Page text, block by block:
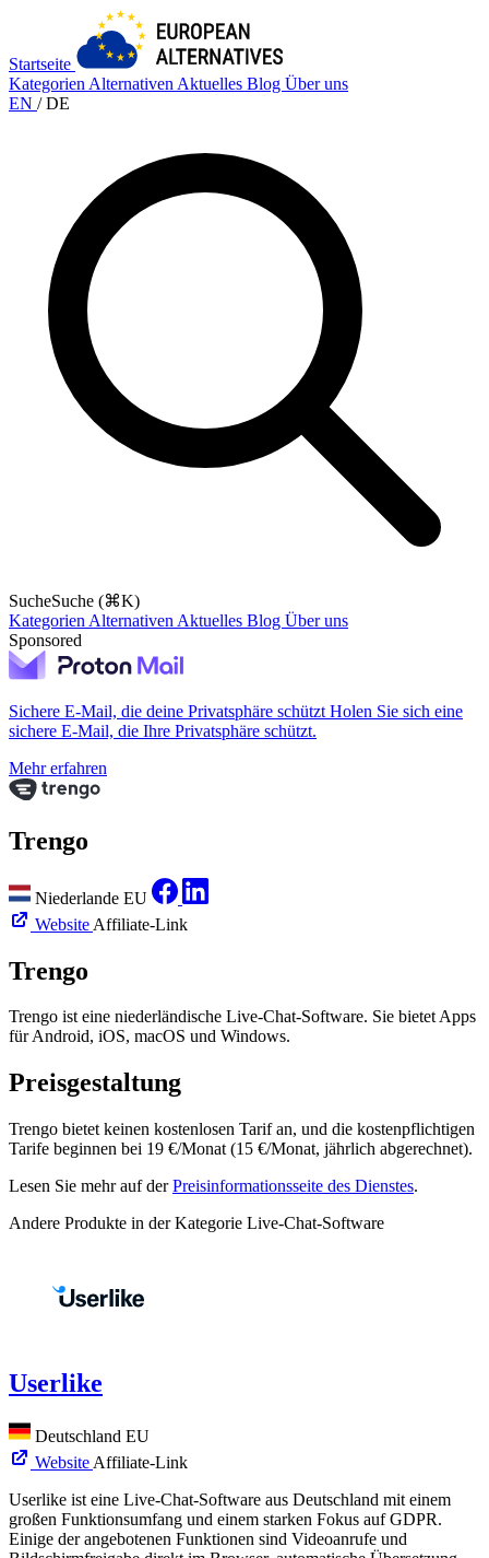
Startseite
Kategorien Alternativen Aktuelles Blog Über uns
EN / DE
SucheSuche (⌘K)
Kategorien Alternativen Aktuelles Blog Über uns
Sponsored
Sichere E-Mail, die deine Privatsphäre schützt Holen Sie sich eine
sichere E-Mail, die Ihre Privatsphäre schützt.
Mehr erfahren
Trengo
Niederlande EU
Website Affiliate-Link
Trengo
Trengo ist eine niederländische Live-Chat-Software. Sie bietet Apps
für Android, iOS, macOS und Windows.
Preisgestaltung
Trengo bietet keinen kostenlosen Tarif an, und die kostenpflichtigen
Tarife beginnen bei 19 €/Monat (15 €/Monat, jährlich abgerechnet).
Lesen Sie mehr auf derPreisinformationsseite des Dienstes.
Andere Produkte in der Kategorie Live-Chat-Software
Userlike
Deutschland EU
Website Affiliate-Link
Userlike ist eine Live-Chat-Software aus Deutschland mit einem
großen Funktionsumfang und einem starken Fokus auf GDPR.
Einige der angebotenen Funktionen sind Videoanrufe und